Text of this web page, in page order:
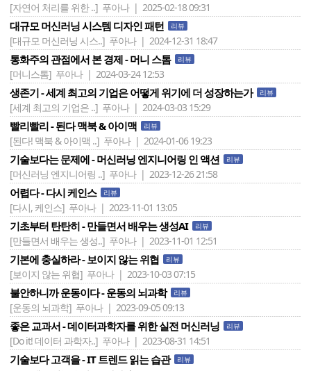
[자연어 처리를 위한 ..] 푸아나 | 2025-02-18 09:31
대규모 머신러닝 시스템 디자인 패턴 리뷰
[대규모 머신러닝 시스..] 푸아나 | 2024-12-31 18:47
통화주의 관점에서 본 경제 - 머니 스톰 리뷰
[머니스톰] 푸아나 | 2024-03-24 12:53
생존기 - 세계 최고의 기업은 어떻게 위기에 더 성장하는가 리뷰
[세계 최고의 기업은 ..] 푸아나 | 2024-03-03 15:29
빨리빨리 - 된다 맥북 & 아이맥 리뷰
[된다! 맥북 & 아이맥 ..] 푸아나 | 2024-01-06 19:23
기술보다는 문제에 - 머신러닝 엔지니어링 인 액션 리뷰
[머신러닝 엔지니어링 ..] 푸아나 | 2023-12-26 21:58
어렵다 - 다시 케인스 리뷰
[다시, 케인스] 푸아나 | 2023-11-01 13:05
기초부터 탄탄히 - 만들면서 배우는 생성AI 리뷰
[만들면서 배우는 생성..] 푸아나 | 2023-11-01 12:51
기본에 충실하라 - 보이지 않는 위협 리뷰
[보이지 않는 위협] 푸아나 | 2023-10-03 07:15
불안하니까 운동이다 - 운동의 뇌과학 리뷰
[운동의 뇌과학] 푸아나 | 2023-09-05 09:13
좋은 교과서 - 데이터과학자를 위한 실전 머신러닝 리뷰
[Do it! 데이터 과학자..] 푸아나 | 2023-08-31 14:51
기술보다 고객을 - IT 트렌드 읽는 습관 리뷰